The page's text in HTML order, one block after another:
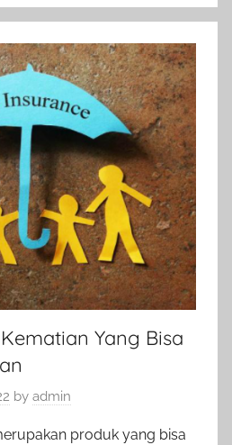
Yang Bisa
by admin
produk yang bisa